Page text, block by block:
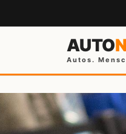
AUTO
Autos.